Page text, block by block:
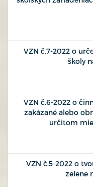
VZN č.7-2022 o
školy
VZN č.6-2022 o
zakázané alebo
určitom
VZN č.5-2022 o
zelene